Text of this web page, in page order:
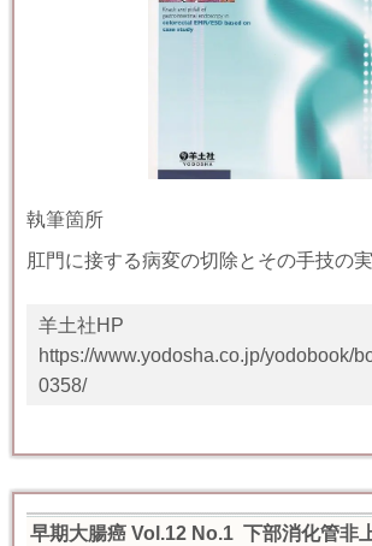
執筆箇所
肛門に接する病変の切除とその手技の
羊土社HP
https://www.yodosha.co.jp/yodobook/
0358/
早期大腸癌 Vol.12 No.1 下部消化管非